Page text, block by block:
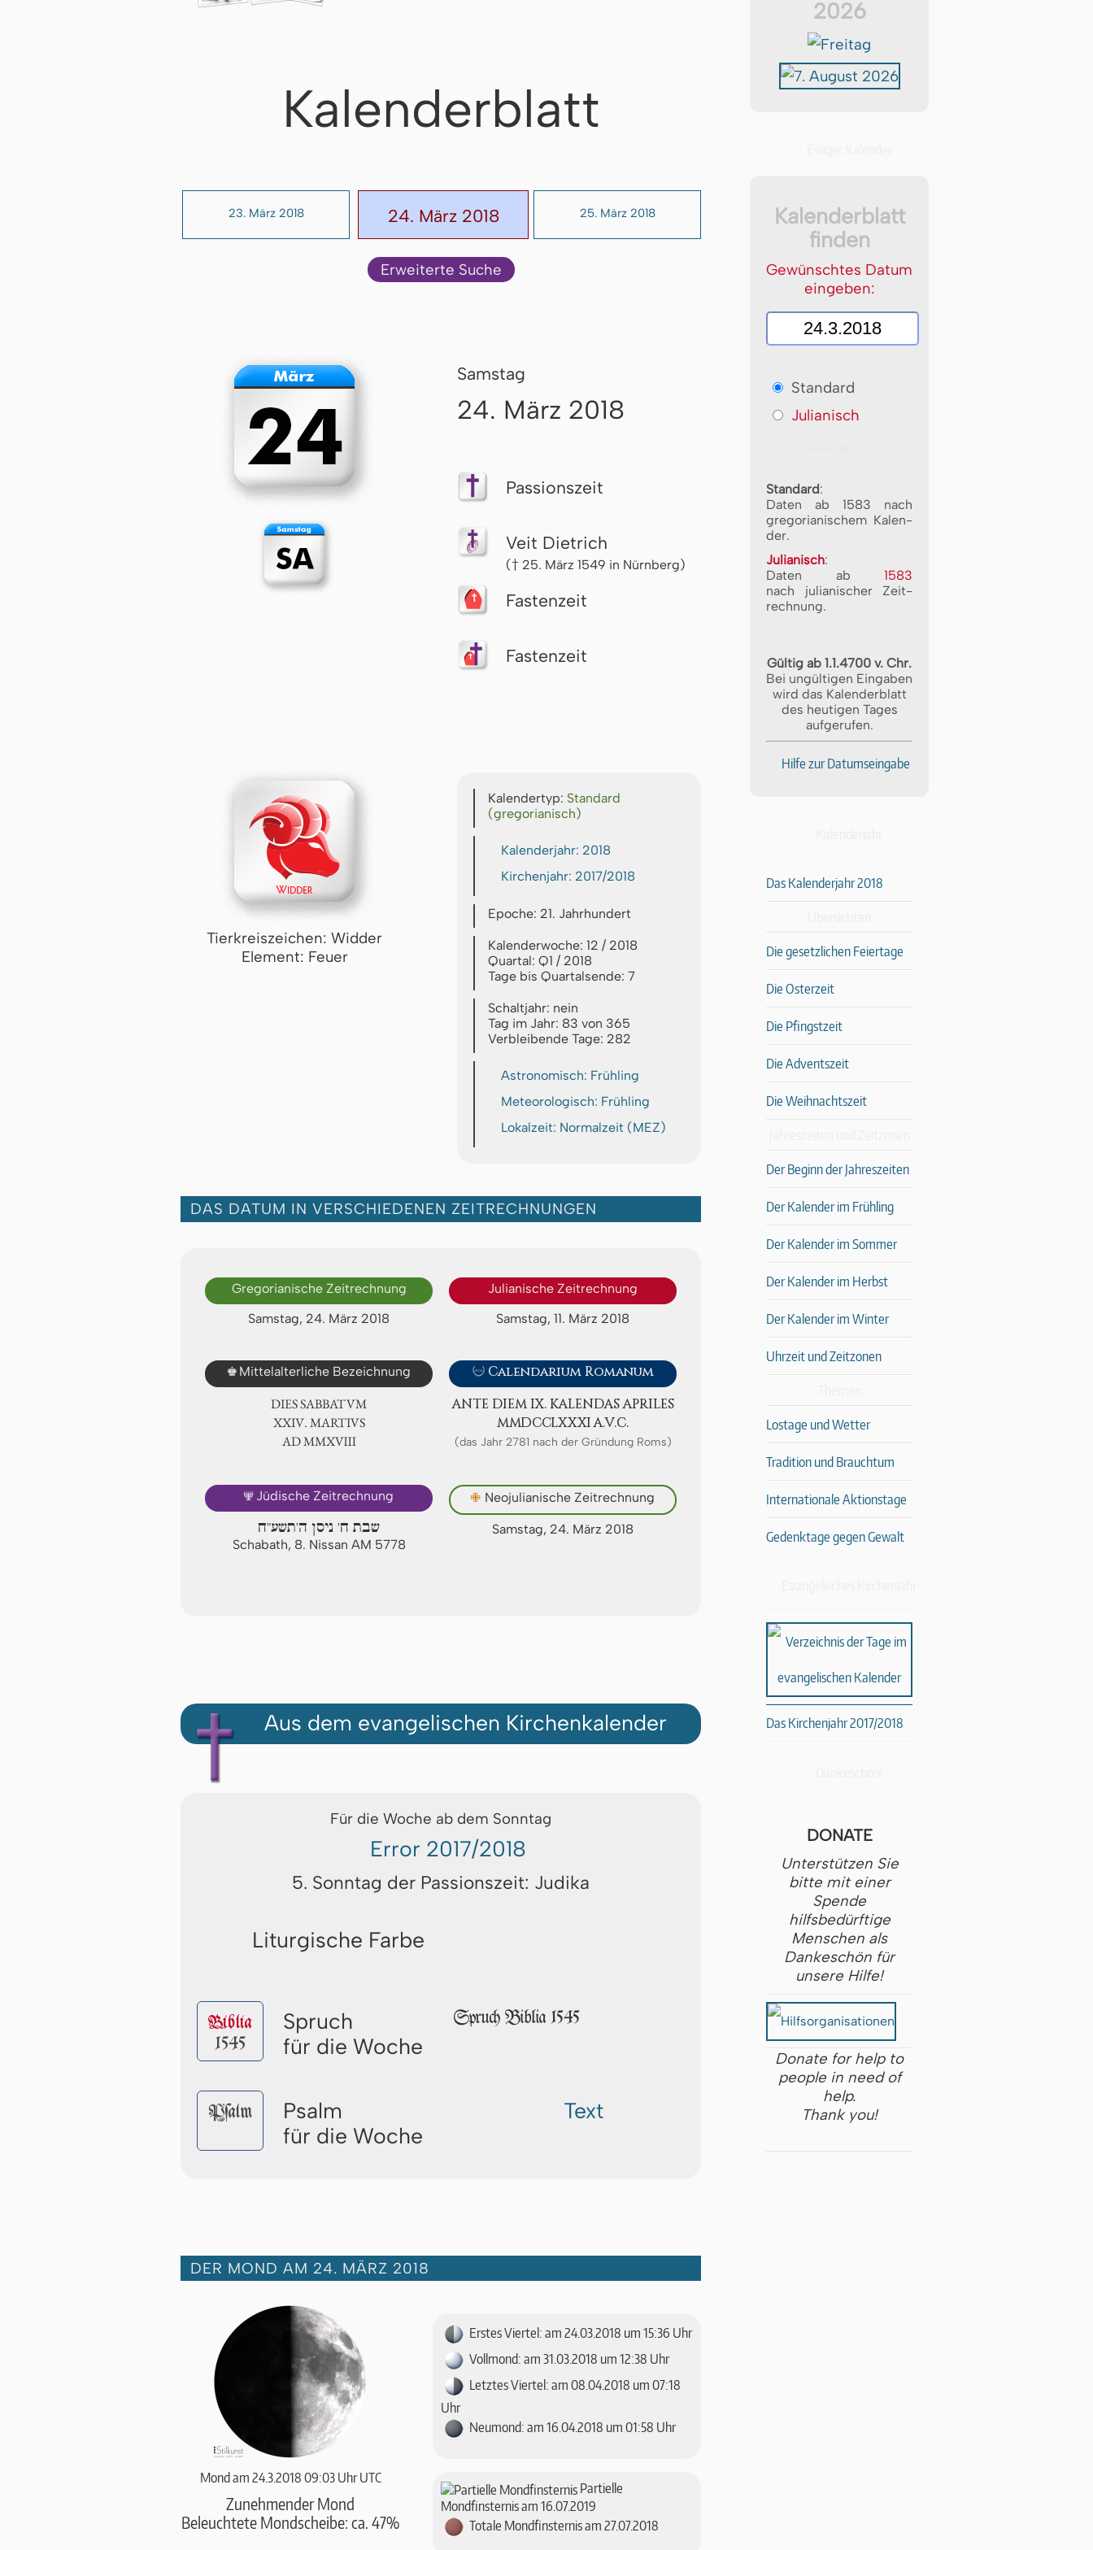
Kalenderblatt
23. März 2018 24. März 2018 25. März 2018
Erweiterte Suche
Samstag
24. März 2018
Passionszeit
Veit Dietrich
(† 25. März 1549 in Nürnberg)
Fastenzeit
Fastenzeit
Tierkreiszeichen: Widder
Element: Feuer
Kalendertyp: Standard
(gregorianisch)
Kalenderjahr: 2018
Kirchenjahr: 2017/2018
Epoche: 21. Jahrhundert
Kalenderwoche: 12 / 2018
Quartal: Q1 / 2018
Tage bis Quartalsende: 7
Schaltjahr: nein
Tag im Jahr: 83 von 365
Verbleibende Tage: 282
Astronomisch: Frühling
Meteorologisch: Frühling
Lokalzeit: Normalzeit (MEZ)
DAS DATUM IN VERSCHIEDENEN ZEITRECHNUNGEN
Gregorianische Zeitrechnung
Samstag, 24. März 2018
Julianische Zeitrechnung
Samstag, 11. März 2018
♚ Mittelalterliche Bezeichnung
DIES SABBATUM
ⅩⅩⅣ. MARTIVS
AD ⅯⅯⅩⅧ
 Calendarium Romanum
ANTE DIEM IX. KA­LEN­DAS APRI­LES
ⅯⅯⅮⅭⅭⅬⅩⅩⅪ A.V.C.
(das Jahr 2781 nach der Gründung Roms)
🕎 Jüdische Zeitrechnung
שבת ח' ניסן ה'תשע"ח
Schabath, 8. Nissan AM 5778
✙ Neojulianische Zeitrechnung
Samstag, 24. März 2018
Aus dem evangelischen Kirchenkalender
Für die Woche ab dem Sonntag
Error 2017/2018
5. Sonntag der Passionszeit: Judika
Liturgische Farbe
Biblia
1545
Spruch
für die Woche
Spruch Biblia 1545
Pſalm
Psalm
für die Woche
Text
DER MOND AM 24. MÄRZ 2018
Mond am 24.3.2018 09:03 Uhr UTC
Zunehmender Mond
Beleuchtete Mondscheibe: ca. 47%
Erstes Viertel: am 24.03.2018 um 15:36 Uhr
Vollmond: am 31.03.2018 um 12:38 Uhr
Letztes Viertel: am 08.04.2018 um 07:18
Uhr
Neumond: am 16.04.2018 um 01:58 Uhr
Partielle
Mondfinsternis am 16.07.2019
Totale Mondfinsternis am 27.07.2018
2026
Kalenderblatt
finden
Gewünschtes Datum
eingeben:
Standard
Julianisch
Standard:
Daten ab 1583 nach
gre­go­ri­a­ni­schem Ka­len­
der.
Julianisch:
Daten ab 1583
nach ju­li­a­ni­scher Zeit­
rech­nung.
Gültig ab 1.1.4700 v. Chr.
Bei ungültigen Eingaben
wird das Kalenderblatt
des heutigen Tages
aufgerufen.
Hilfe zur Datumseingabe
Das Kalenderjahr 2018
Die gesetzlichen Feiertage
Die Osterzeit
Die Pfingstzeit
Die Adventszeit
Die Weihnachtszeit
Der Beginn der Jahreszeiten
Der Kalender im Frühling
Der Kalender im Sommer
Der Kalender im Herbst
Der Kalender im Winter
Uhrzeit und Zeitzonen
Lostage und Wetter
Tradition und Brauchtum
Internationale Aktionstage
Gedenktage gegen Gewalt
Das Kirchenjahr 2017/2018
DONATE
Unterstützen Sie
bitte mit einer
Spende
hilfsbedürftige
Menschen als
Dankeschön für
unsere Hilfe!
Donate for help to
people in need of
help.
Thank you!